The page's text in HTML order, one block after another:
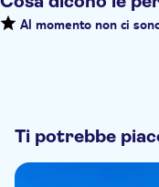
Al momento non ci
Ti potrebbe